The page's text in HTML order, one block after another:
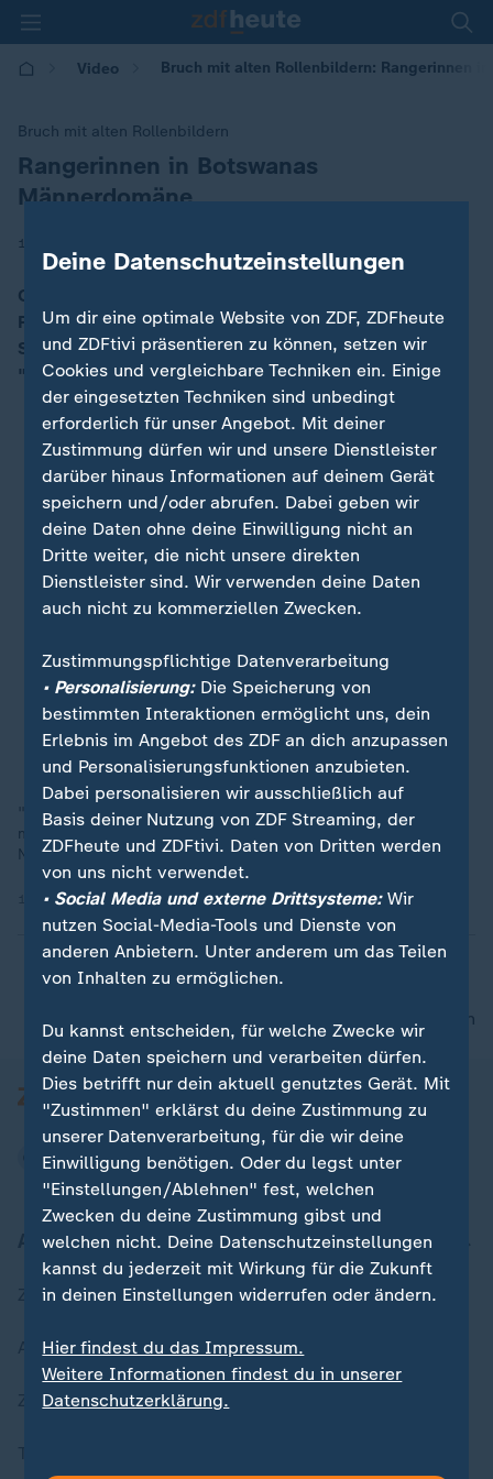
Video Bruch mit alten Rollenbildern: Rangerinnen
Bruch mit alten Rollenbildern
:Rangerinnen in Botswanas
Männerdomäne
15.07.2025 | 08:21
Oriah Nthobatsang ist eine der wenigen weiblichen
Parkrangerinnen im Chobe National Park in Botswana.
Sie und die anderen Rangerinnen nennen sich die
"Chobe Angels".
"Ich mache diesen von Männern dominierten Beruf und ich
mache ihn mit großer Leidenschaft", so Rangerin Oriah
Nthobatsang.
15.07.2025 | 1:21 min
nach oben
Aktuell bei ZDFheute
Zuletzt veröffentlicht
Aktuelle Sendungs-Videos
ZDFheute Stories
Deine Datenschutzeinstellungen
Um dir eine optimale Website von ZDF, ZDFheute
und ZDFtivi präsentieren zu können, setzen wir
Cookies und vergleichbare Techniken ein. Einige
der eingesetzten Techniken sind unbedingt
erforderlich für unser Angebot. Mit deiner
Zustimmung dürfen wir und unsere Dienstleister
darüber hinaus Informationen auf deinem Gerät
speichern und/oder abrufen. Dabei geben wir
deine Daten ohne deine Einwilligung nicht an
Dritte weiter, die nicht unsere direkten
Dienstleister sind. Wir verwenden deine Daten
auch nicht zu kommerziellen Zwecken.
Zustimmungspflichtige Datenverarbeitung
• Personalisierung:Die Speicherung von
bestimmten Interaktionen ermöglicht uns, dein
Erlebnis im Angebot des ZDF an dich anzupassen
und Personalisierungsfunktionen anzubieten.
Dabei personalisieren wir ausschließlich auf
Basis deiner Nutzung von ZDF Streaming, der
ZDFheute und ZDFtivi. Daten von Dritten werden
von uns nicht verwendet.
• Social Media und externe Drittsysteme:Wir
nutzen Social-Media-Tools und Dienste von
anderen Anbietern. Unter anderem um das Teilen
von Inhalten zu ermöglichen.
Du kannst entscheiden, für welche Zwecke wir
deine Daten speichern und verarbeiten dürfen.
Dies betrifft nur dein aktuell genutztes Gerät. Mit
"Zustimmen" erklärst du deine Zustimmung zu
unserer Datenverarbeitung, für die wir deine
Einwilligung benötigen. Oder du legst unter
"Einstellungen/Ablehnen" fest, welchen
Zwecken du deine Zustimmung gibst und
welchen nicht. Deine Datenschutzeinstellungen
kannst du jederzeit mit Wirkung für die Zukunft
in deinen Einstellungen widerrufen oder ändern.
Hier findest du das Impressum.
Weitere Informationen findest du in unserer
Datenschutzerklärung.